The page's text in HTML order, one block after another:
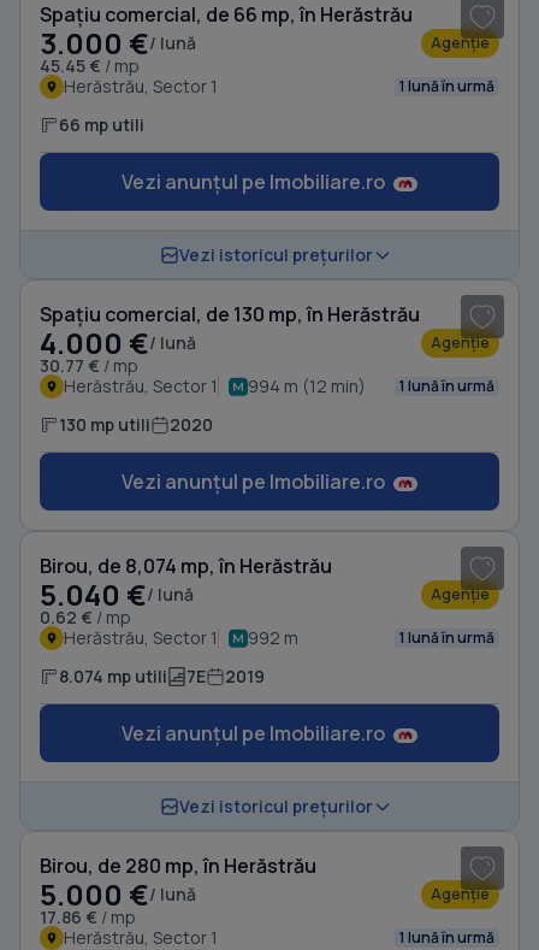
Spațiu comercial, de 66 mp, în Herăstrău
3.000 €/ lună
45.45 € / mp
Agenție
Herăstrău, Sector 1 1 lună în urmă
66 mp utili
Vezi anunțul pe Imobiliare.ro
Vezi istoricul prețurilor
Spațiu comercial, de 130 mp, în Herăstrău
4.000 €/ lună
30.77 € / mp
Agenție
Herăstrău, Sector 1 994 m (12 min) 1 lună în urmă
130 mp utili 2020
Vezi anunțul pe Imobiliare.ro
Birou, de 8,074 mp, în Herăstrău
5.040 €/ lună
0.62 € / mp
Agenție
Herăstrău, Sector 1 992 m 1 lună în urmă
8.074 mp utili 7E 2019
Vezi anunțul pe Imobiliare.ro
Vezi istoricul prețurilor
Birou, de 280 mp, în Herăstrău
5.000 €/ lună
17.86 € / mp
Agenție
Herăstrău, Sector 1 1 lună în urmă